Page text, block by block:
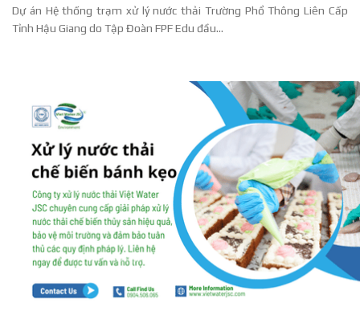
Dự án Hệ thống trạm xử lý nước thải Trường Phổ Thông Liên Cấp
Tỉnh Hậu Giang do Tập Đoàn FPF Edu đầu...